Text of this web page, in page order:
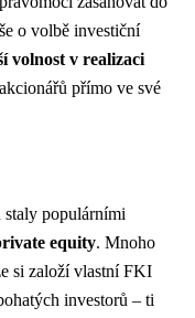
o volbě investiční
volnost v realizaci
přímo ve své
populárními
equity. Mnoho
si založí vlastní FKI
investorů – ti